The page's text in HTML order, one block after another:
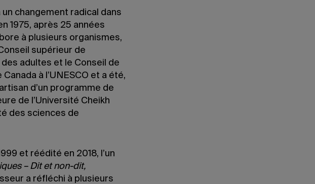
changement radical dans
1975, après 25 années
à plusieurs organismes,
supérieur de
des adultes et le Conseil de
à l’UNESCO et a été,
d’un programme de
de l’Université Cheikh
des sciences de
et réédité en 2018, l’un
– Dit et non-dit,
a réfléchi à plusieurs